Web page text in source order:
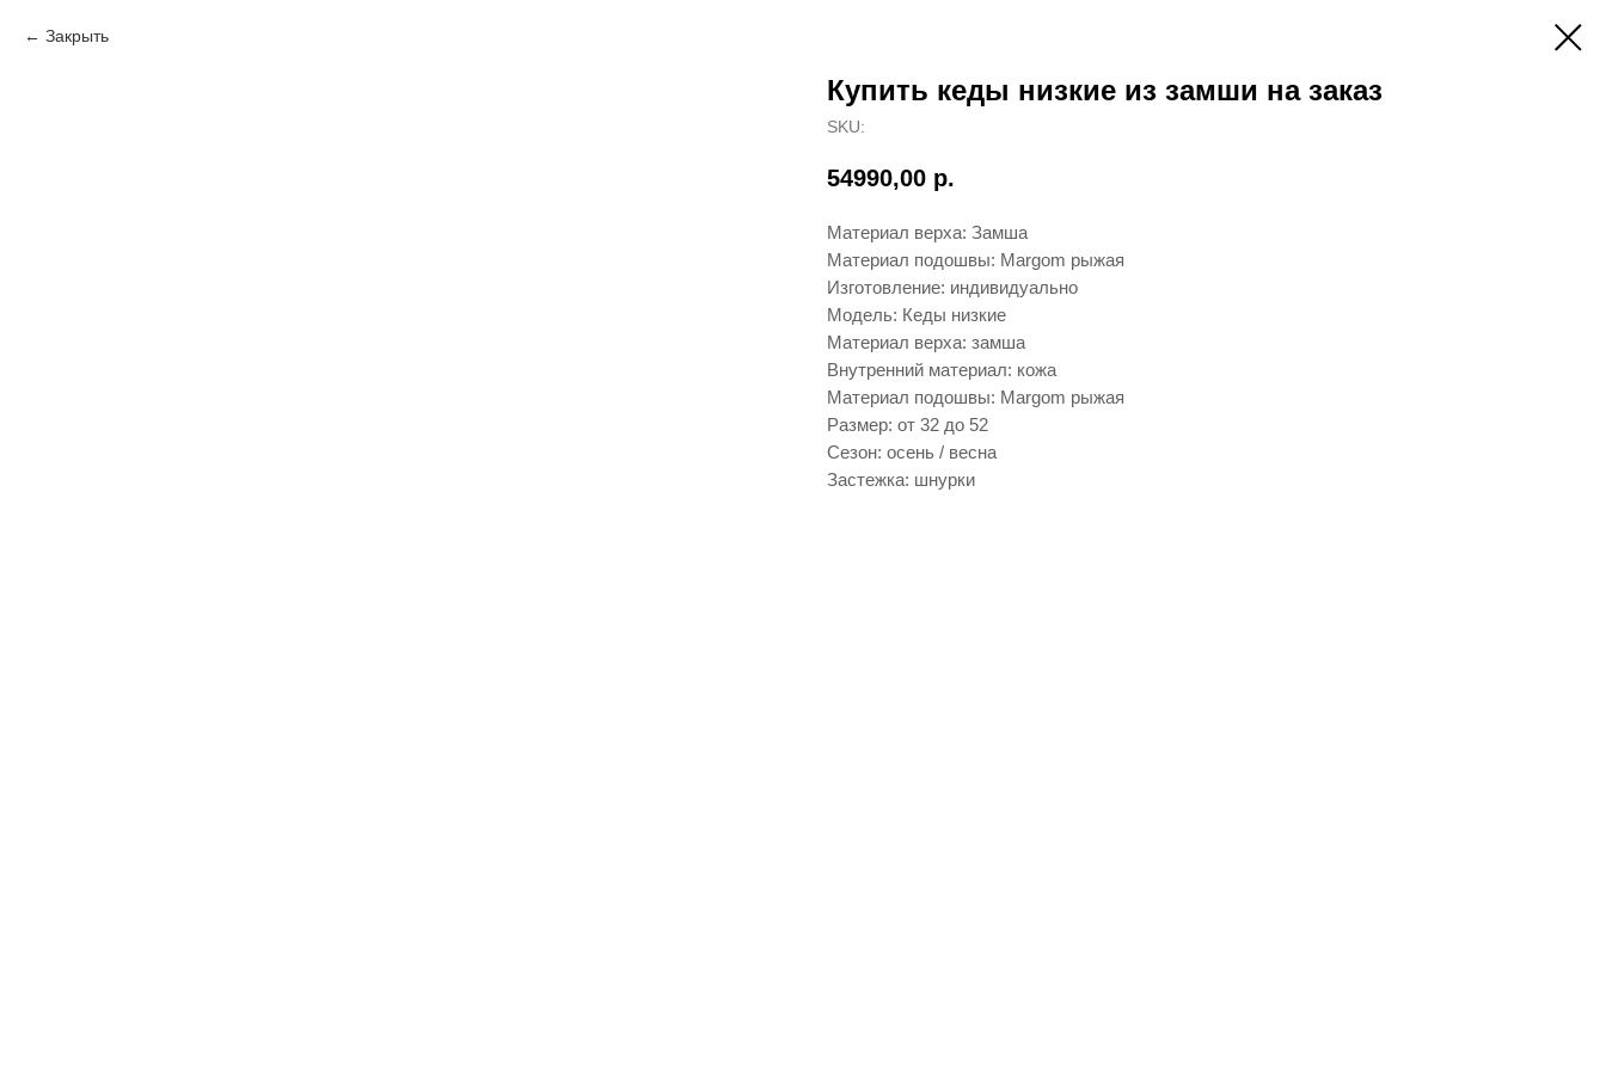
Закрыть
Купить кеды низкие из замши на заказ
SKU:
54990,00 р.
Материал верха: Замша
Материал подошвы: Margom рыжая
Изготовление: индивидуально
Модель: Кеды низкие
Материал верха: замша
Внутренний материал: кожа
Материал подошвы: Margom рыжая
Размер: от 32 до 52
Сезон: осень / весна
Застежка: шнурки